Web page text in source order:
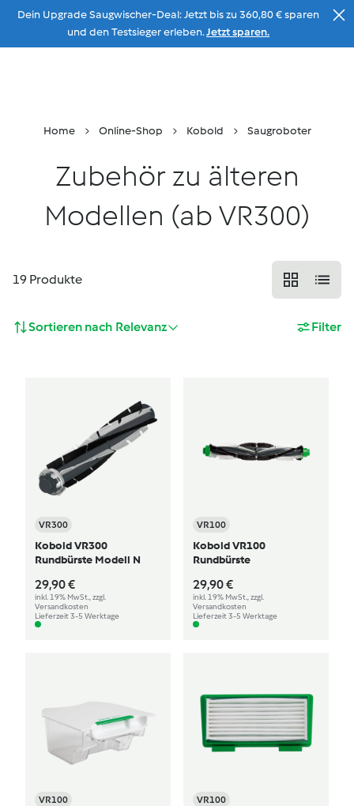
Zum Inhalt
Dein Upgrade Saugwischer-Deal: Jetzt bis zu 360,80 € sparen
und den Testsieger erleben.Jetzt sparen.
Home Online-Shop Kobold Saugroboter
Zubehör zu älteren
Modellen (ab VR300)
19 Produkte
Sortieren nach Relevanz Filter
VR300
Kobold VR300
Rundbürste Modell N
29,90 €
inkl. 19% MwSt., zzgl.
Versandkosten
Lieferzeit 3-5 Werktage
VR100
Kobold VR100
Rundbürste
29,90 €
inkl. 19% MwSt., zzgl.
Versandkosten
Lieferzeit 3-5 Werktage
VR100 VR100